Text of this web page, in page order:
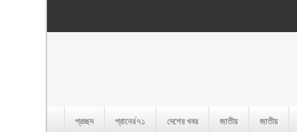
প্রচ্ছদ প্রানের’৭১ দেশের খবর জাতীয় জাতীয়